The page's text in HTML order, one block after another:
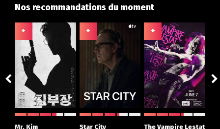
Nos recommandations du moment
+
Mr. Kim
+
Star City
+
The Vampire Lestat